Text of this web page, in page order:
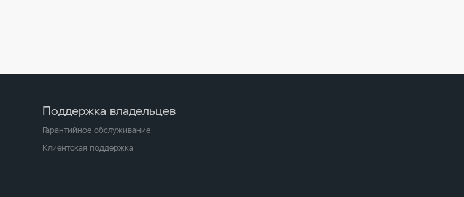
Поддержка владельцев
Гарантийное обслуживание
Клиентская поддержка